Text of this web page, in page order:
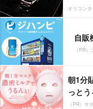
オリコン
自販
（PR
朝1分
っと
（PR）サ